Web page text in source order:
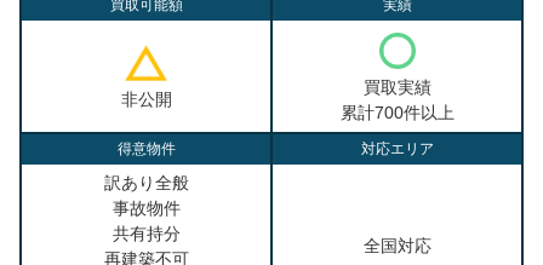
買取可能額
非公開
実績
買取実績
累計700件以上
得意物件
訳あり全般
事故物件
共有持分
再建築不可
対応エリア
全国対応